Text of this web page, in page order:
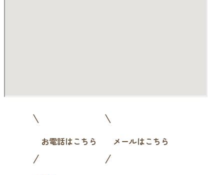
お電話はこちら メールはこちら